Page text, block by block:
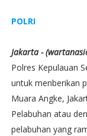
POLRI
Jakarta -
Polres Kepulauan
untuk menberikan
Muara Angke,
Pelabuhan atau
pelabuhan yang